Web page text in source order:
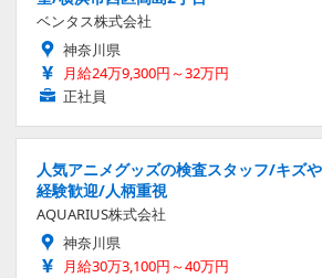
ベンタス株式会社
神奈川県
月給24万9,300円～32万円
正社員
人気アニメグッズの検査スタッフ/キズ
経験歓迎/人柄重視
AQUARIUS株式会社
神奈川県
月給30万3,100円～40万円